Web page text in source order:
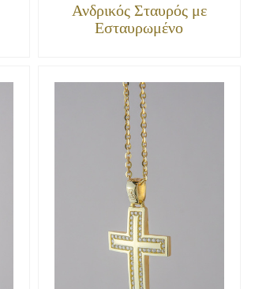
Ανδρικός Σταυρός με
Εσταυρωμένο